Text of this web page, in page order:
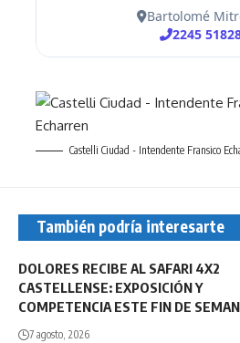
Castelli Ciudad - Intendente Fransico
También podría interesarte
DOLORES RECIBE AL SAFARI 4X2
CASTELLENSE: EXPOSICIÓN Y
COMPETENCIA ESTE FIN DE
7 agosto, 2026